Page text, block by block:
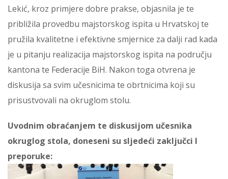
Lekić, kroz primjere dobre prakse, objasnila je te
približila provedbu majstorskog ispita u Hrvatskoj te
pružila kvalitetne i efektivne smjernice za dalji rad kada
je u pitanju realizacija majstorskog ispita na području
kantona te Federacije BiH. Nakon toga otvrena je
diskusija sa svim učesnicima te obrtnicima koji su
prisustvovali na okruglom stolu.
Uvodnim obraćanjem te diskusijom učesnika
okruglog stola, doneseni su sljedeći zaključci I
preporuke: